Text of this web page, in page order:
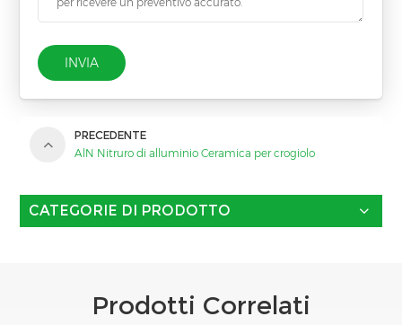
INVIA
PRECEDENTE
AlN Nitruro di alluminio Ceramica per crogiolo
CATEGORIE DI PRODOTTO
Prodotti Correlati